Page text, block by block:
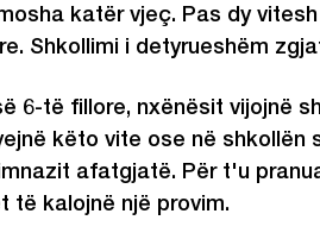
katër vjeç. Pas dy
Shkollimi i detyrueshëm
6-të fillore, nxënësit vijojnë
këto vite ose në shkollën
afatgjatë. Për t'u
të kalojnë një provim.